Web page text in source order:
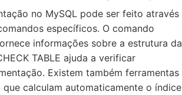
no MySQL pode ser feito através
específicos. O comando
informações sobre a estrutura da
TABLE ajuda a verificar
Existem também ferramentas
calculam automaticamente o índice